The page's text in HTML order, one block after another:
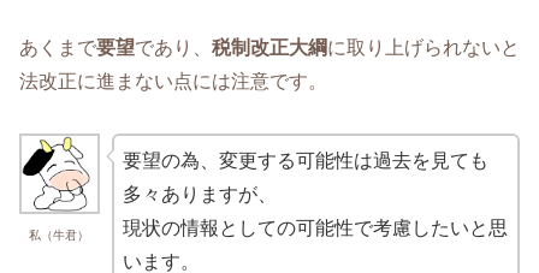
あくまで要望であり、 税制改正大綱に取り上げられないと
法改正に進まない点には注意です。
私（牛君）
要望の為、変更する可能性は過去を見ても
多々ありますが、
現状の情報としての可能性で考慮したいと思
います。